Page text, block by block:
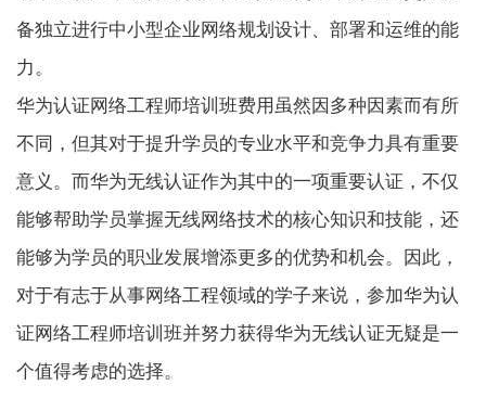
备独立进行中小型企业网络规划设计、部署和运维的能
力。
华为认证网络工程师培训班费用虽然因多种因素而有所
不同，但其对于提升学员的专业水平和竞争力具有重要
意义。而华为无线认证作为其中的一项重要认证，不仅
能够帮助学员掌握无线网络技术的核心知识和技能，还
能够为学员的职业发展增添更多的优势和机会。因此，
对于有志于从事网络工程领域的学子来说，参加华为认
证网络工程师培训班并努力获得华为无线认证无疑是一
个值得考虑的选择。